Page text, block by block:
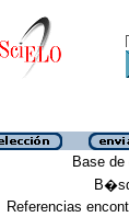
Base
Referencias